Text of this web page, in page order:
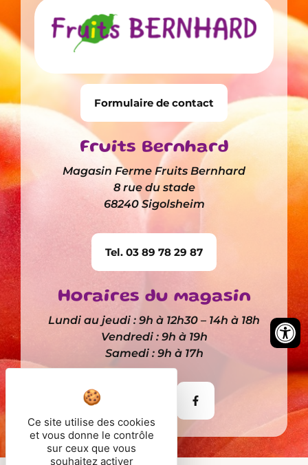
Formulaire de contact
Fruits Bernhard
Magasin Ferme Fruits Bernhard
8 rue du stade
68240 Sigolsheim
Tel. 03 89 78 29 87
Horaires du magasin
Lundi au jeudi : 9h à 12h30 – 14h à 18h
Vendredi : 9h à 19h
Samedi : 9h à 17h
Ce site utilise des cookies
et vous donne le contrôle
sur ceux que vous
souhaitez activer